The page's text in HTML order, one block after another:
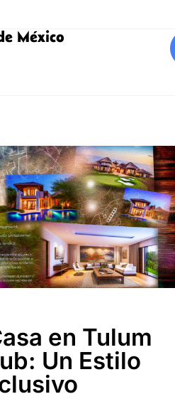
México
en Tulum
Un Estilo